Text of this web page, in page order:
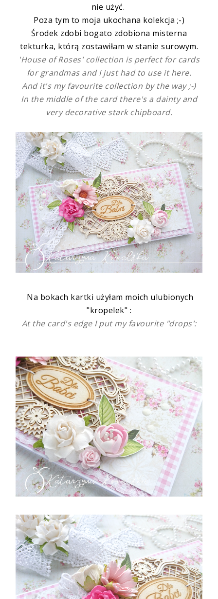
nie użyć.
Poza tym to moja ukochana kolekcja ;-)
Środek zdobi bogato zdobiona misterna
tekturka, którą zostawiłam w stanie surowym.
'House of Roses' collection is perfect for cards
for grandmas and I just had to use it here.
And it's my favourite collection by the way ;-)
In the middle of the card there's a dainty and
very decorative stark chipboard.
Na bokach kartki użyłam moich ulubionych
"kropelek" :
At the card's edge I put my favourite "drops':